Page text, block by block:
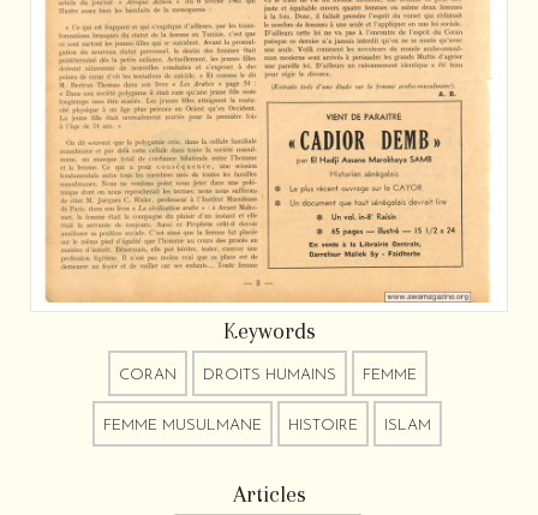
Keywords
CORAN DROITS HUMAINS FEMME
FEMME MUSULMANE HISTOIRE ISLAM
Articles